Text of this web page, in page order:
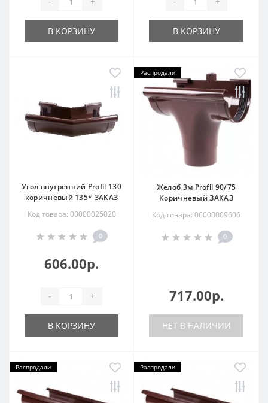
В КОРЗИНУ В КОРЗИНУ
Угол внутренний Profil 130
коричневый 135* ЗАКАЗ
Код товара: 00000025020
0
606.00р.
- +
В КОРЗИНУ
Распродали
Желоб 3м Profil 90/75
Коричневый ЗАКАЗ
Код товара: 00000009606
0
717.00р.
НЕТ В НАЛИЧИИ
Распродали Распродали